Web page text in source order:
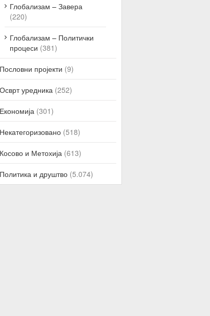
Глобализам – Завера
(220)
Глобализам – Политички
процеси (381)
Пословни пројекти (9)
Осврт уредника (252)
Економија (301)
Некатегоризовано (518)
Косово и Метохија (613)
Политика и друштво (5.074)